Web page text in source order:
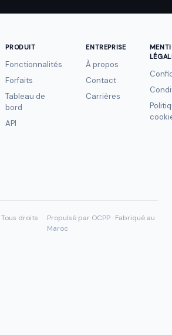
PRODUIT
Fonctionnalités
Forfaits
Tableau de
bord
API
ENTREPRISE
À propos
Contact
Carrières
Tous droits
Propulsé par OCPP · Fabriqué au
Maroc